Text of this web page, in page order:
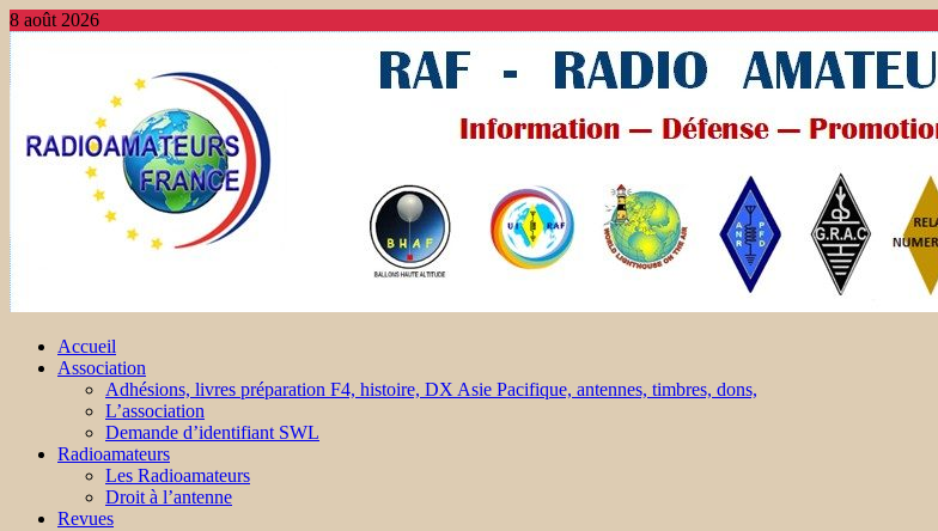
8 août 2026
Accueil
Association
Adhésions, livres préparation F4, histoire, DX Asie Pacifique, antennes, timbres, dons,
L’association
Demande d’identifiant SWL
Radioamateurs
Les Radioamateurs
Droit à l’antenne
Revues